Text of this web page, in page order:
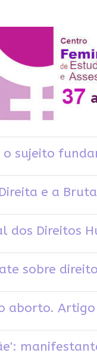
o sujeito
e a
dos Direitos
sobre
aborto. Artigo